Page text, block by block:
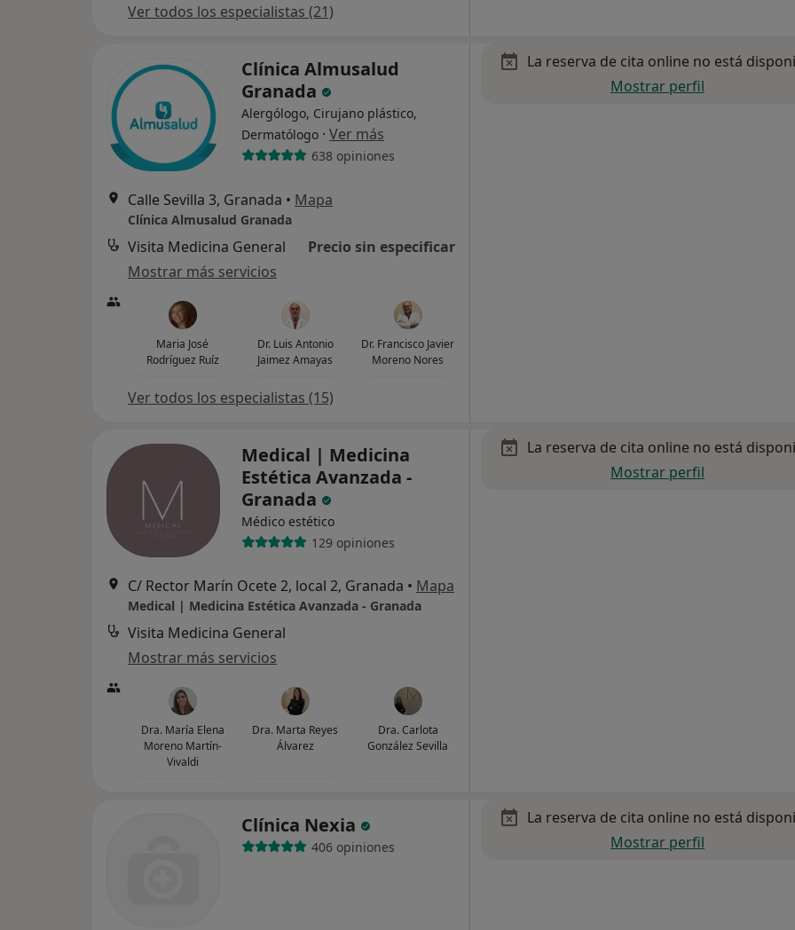
Ver todos los especialistas (21)
Clínica Almusalud
Granada
Alergólogo, Cirujano plástico,
Dermatólogo · Ver más
638 opiniones
Calle Sevilla 3, Granada • Mapa
Clínica Almusalud Granada
Visita Medicina General
Precio sin especificar
Mostrar más servicios
Maria José
Rodríguez Ruíz
Dr. Luis Antonio
Jaimez Amayas
Dr. Francisco Javier
Moreno Nores
Ver todos los especialistas (15)
La reserva de cita online no está
Mostrar perfil
Medical | Medicina
Estética Avanzada -
Granada
Médico estético
129 opiniones
C/ Rector Marín Ocete 2, local 2, Granada • Mapa
Medical | Medicina Estética Avanzada - Granada
Visita Medicina General
Mostrar más servicios
Dra. María Elena
Moreno Martín-
Vivaldi
Dra. Marta Reyes
Álvarez
Dra. Carlota
González Sevilla
La reserva de cita online no está
Mostrar perfil
Clínica Nexia
406 opiniones
La reserva de cita online no está
Mostrar perfil